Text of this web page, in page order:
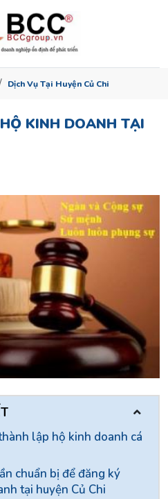
Dịch Vụ Tại Huyện Củ Chi
KINH DOANH TẠI
lập hộ kinh doanh cá
chuẩn bị để đăng ký
tại huyện Củ Chi